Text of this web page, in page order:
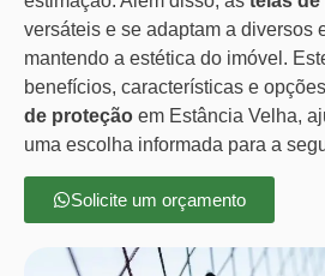
versáteis e se adaptam a diversos
mantendo a estética do imóvel.
benefícios, características e
de proteção em Estância Velha,
uma escolha informada para a
Solicite um orçamento